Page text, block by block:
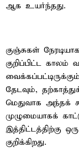
ஆக உயர்ந்தது.
குஞ்சுகள்
குறிப்பிட்ட காலம்
தேடவும்,
மெதுவாக அந்தக்
முழுமையாகக்
இத்திட்டத்திற்கு
குறிக்கிறது.